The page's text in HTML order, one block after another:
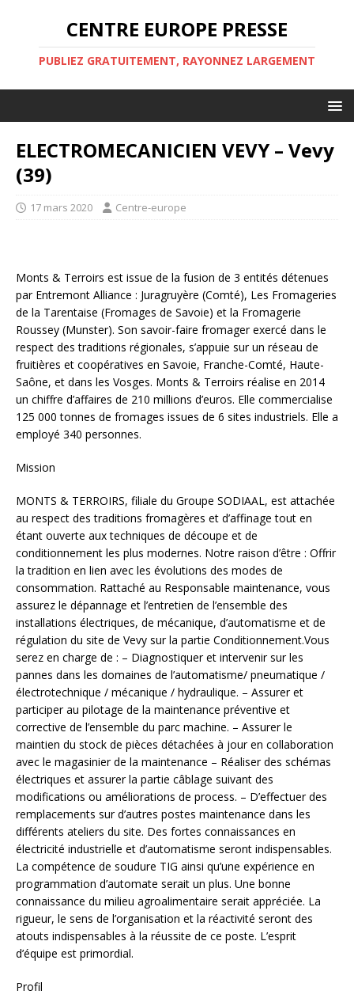
CENTRE EUROPE PRESSE
PUBLIEZ GRATUITEMENT, RAYONNEZ LARGEMENT
ELECTROMECANICIEN VEVY – Vevy
(39)
17 mars 2020 Centre-europe
Monts & Terroirs est issue de la fusion de 3 entités détenues
par Entremont Alliance : Juragruyère (Comté), Les Fromageries
de la Tarentaise (Fromages de Savoie) et la Fromagerie
Roussey (Munster). Son savoir-faire fromager exercé dans le
respect des traditions régionales, s’appuie sur un réseau de
fruitières et coopératives en Savoie, Franche-Comté, Haute-
Saône, et dans les Vosges. Monts & Terroirs réalise en 2014
un chiffre d’affaires de 210 millions d’euros. Elle commercialise
125 000 tonnes de fromages issues de 6 sites industriels. Elle a
employé 340 personnes.
Mission
MONTS & TERROIRS, filiale du Groupe SODIAAL, est attachée
au respect des traditions fromagères et d’affinage tout en
étant ouverte aux techniques de découpe et de
conditionnement les plus modernes. Notre raison d’être : Offrir
la tradition en lien avec les évolutions des modes de
consommation. Rattaché au Responsable maintenance, vous
assurez le dépannage et l’entretien de l’ensemble des
installations électriques, de mécanique, d’automatisme et de
régulation du site de Vevy sur la partie Conditionnement.Vous
serez en charge de : – Diagnostiquer et intervenir sur les
pannes dans les domaines de l’automatisme/ pneumatique /
électrotechnique / mécanique / hydraulique. – Assurer et
participer au pilotage de la maintenance préventive et
corrective de l’ensemble du parc machine. – Assurer le
maintien du stock de pièces détachées à jour en collaboration
avec le magasinier de la maintenance – Réaliser des schémas
électriques et assurer la partie câblage suivant des
modifications ou améliorations de process. – D’effectuer des
remplacements sur d’autres postes maintenance dans les
différents ateliers du site. Des fortes connaissances en
électricité industrielle et d’automatisme seront indispensables.
La compétence de soudure TIG ainsi qu’une expérience en
programmation d’automate serait un plus. Une bonne
connaissance du milieu agroalimentaire serait appréciée. La
rigueur, le sens de l’organisation et la réactivité seront des
atouts indispensables à la réussite de ce poste. L’esprit
d’équipe est primordial.
Profil